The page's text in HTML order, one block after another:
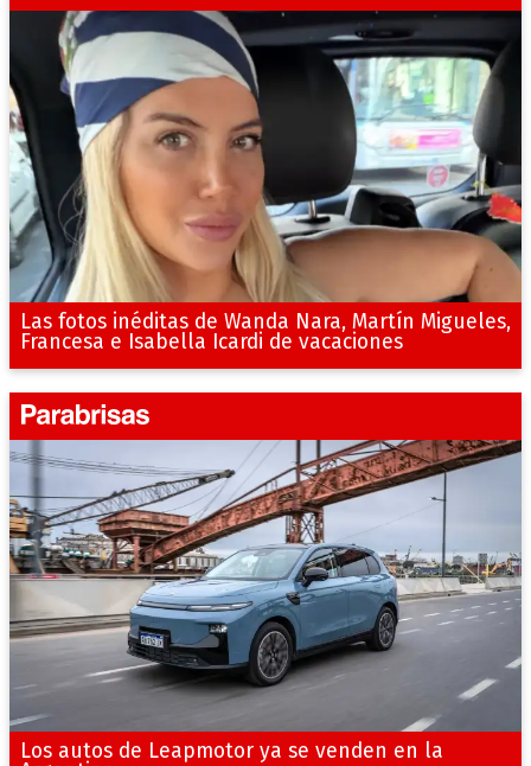
Las fotos inéditas de Wanda Nara, Martín Migueles,
Francesa e Isabella Icardi de vacaciones
Los autos de Leapmotor ya se venden en la